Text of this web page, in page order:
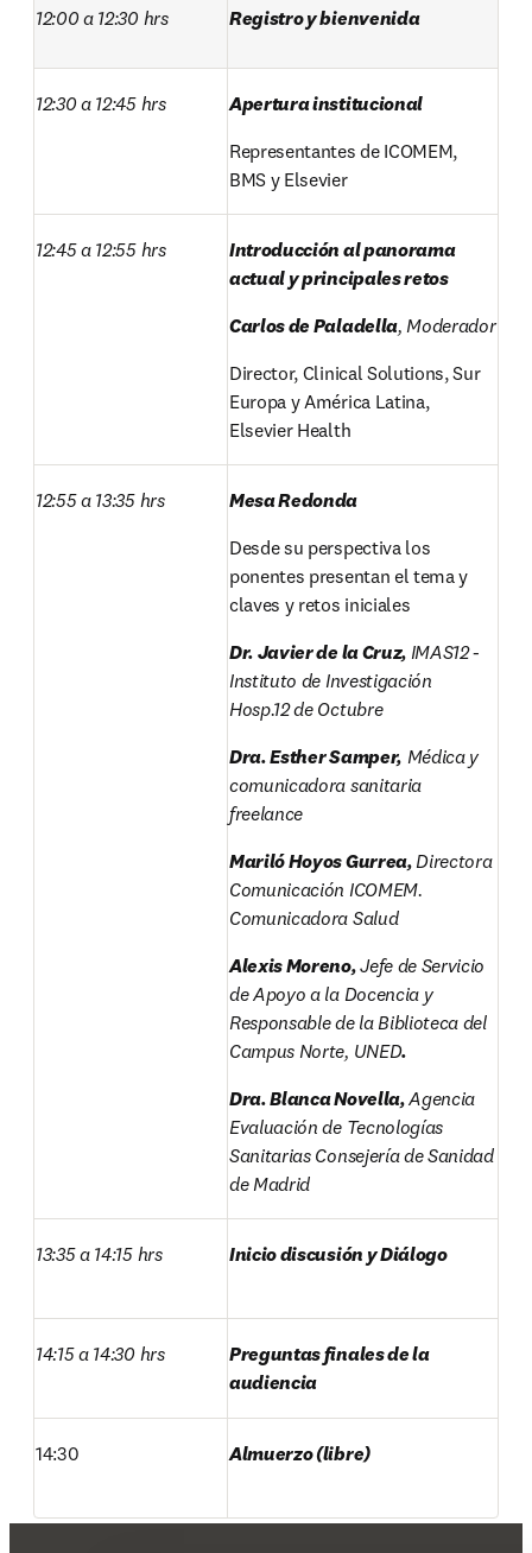
12:00 a 12:30 hrs Registro y bienvenida
12:30 a 12:45 hrs
Apertura institucional
Representantes de ICOMEM,
BMS y Elsevier
12:45 a 12:55 hrs
Introducción al panorama
actual y principales retos
Carlos de Paladella, Moderador
Director, Clinical Solutions, Sur
Europa y América Latina,
Elsevier Health
12:55 a 13:35 hrs
Mesa Redonda
Desde su perspectiva los
ponentes presentan el tema y
claves y retos iniciales
Dr. Javier de la Cruz, IMAS12 -
Instituto de Investigación
Hosp.12 de Octubre
Dra. Esther Samper, Médica y
comunicadora sanitaria
freelance
Mariló Hoyos Gurrea, Directora
Comunicación ICOMEM.
Comunicadora Salud
Alexis Moreno, Jefe de Servicio
de Apoyo a la Docencia y
Responsable de la Biblioteca del
Campus Norte, UNED.
Dra. Blanca Novella, Agencia
Evaluación de Tecnologías
Sanitarias Consejería de Sanidad
de Madrid
13:35 a 14:15 hrs Inicio discusión y Diálogo
14:15 a 14:30 hrs
Preguntas finales de la
audiencia
14:30 Almuerzo (libre)